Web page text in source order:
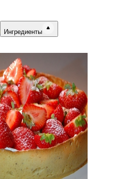
Ингредиенты